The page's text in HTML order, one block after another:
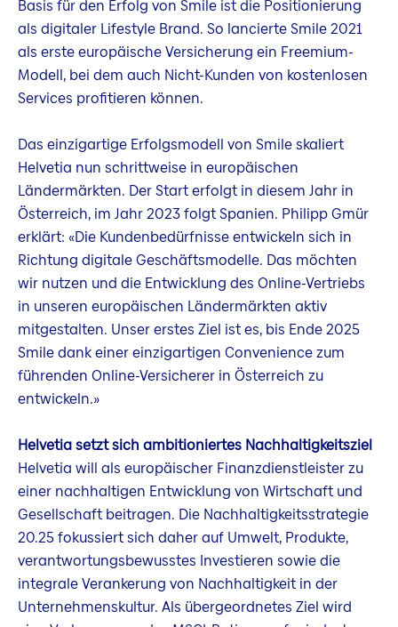
Basis für den Erfolg von Smile ist die Positionierung
als digitaler Lifestyle Brand. So lancierte Smile 2021
als erste europäische Versicherung ein Freemium-
Modell, bei dem auch Nicht-Kunden von kostenlosen
Services profitieren können.
Das einzigartige Erfolgsmodell von Smile skaliert
Helvetia nun schrittweise in europäischen
Ländermärkten. Der Start erfolgt in diesem Jahr in
Österreich, im Jahr 2023 folgt Spanien. Philipp Gmür
erklärt: «Die Kundenbedürfnisse entwickeln sich in
Richtung digitale Geschäftsmodelle. Das möchten
wir nutzen und die Entwicklung des Online-Vertriebs
in unseren europäischen Ländermärkten aktiv
mitgestalten. Unser erstes Ziel ist es, bis Ende 2025
Smile dank einer einzigartigen Convenience zum
führenden Online-Versicherer in Österreich zu
entwickeln.»
Helvetia setzt sich ambitioniertes Nachhaltigkeitsziel
Helvetia will als europäischer Finanzdienstleister zu
einer nachhaltigen Entwicklung von Wirtschaft und
Gesellschaft beitragen. Die Nachhaltigkeitsstrategie
20.25 fokussiert sich daher auf Umwelt, Produkte,
verantwortungsbewusstes Investieren sowie die
integrale Verankerung von Nachhaltigkeit in der
Unternehmenskultur. Als übergeordnetes Ziel wird